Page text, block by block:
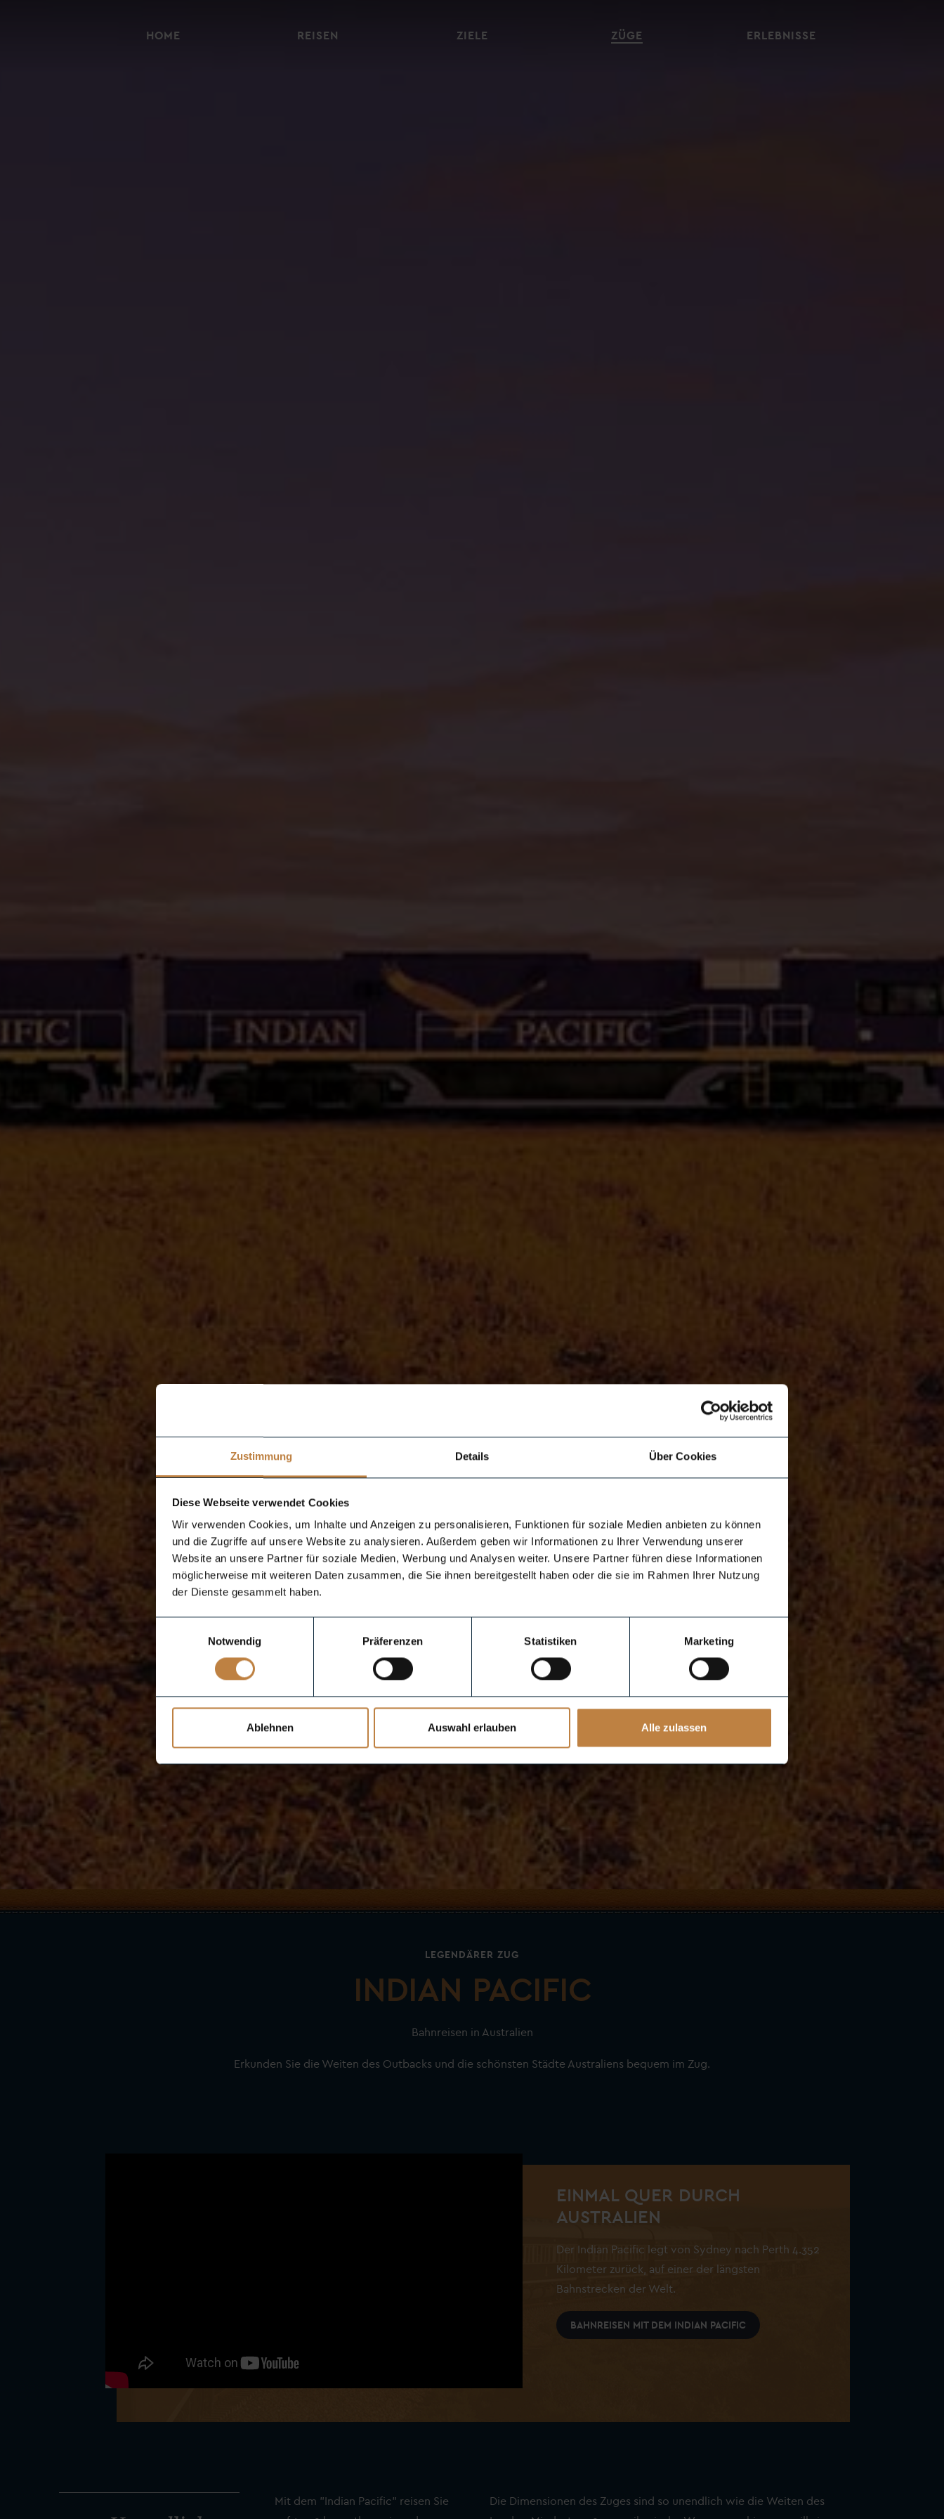
Zustimmung Details Über Cookies
Diese Webseite verwendet Cookies
Wir verwenden Cookies, um Inhalte und Anzeigen zu personalisieren, Funktionen für soziale Medien anbieten zu können
und die Zugriffe auf unsere Website zu analysieren. Außerdem geben wir Informationen zu Ihrer Verwendung unserer
Website an unsere Partner für soziale Medien, Werbung und Analysen weiter. Unsere Partner führen diese Informationen
möglicherweise mit weiteren Daten zusammen, die Sie ihnen bereitgestellt haben oder die sie im Rahmen Ihrer Nutzung
der Dienste gesammelt haben.
Notwendig
Präferenzen Statistiken Marketing
Ablehnen Auswahl erlauben Alle zulassen
HOME REISEN ZIELE ZÜGE ERLEBNISSE
LEGENDÄRER ZUG
INDIAN PACIFIC
Bahnreisen in Australien
Erkunden Sie die Weiten des Outbacks und die schönsten Städte Australiens bequem im Zug.
EINMAL QUER DURCH
AUSTRALIEN
Der Indian Pacific legt von Sydney nach Perth 4.352
Kilometer zurück, auf einer der längsten
Bahnstrecken der Welt.
BAHNREISEN MIT DEM INDIAN PACIFIC
Mit dem "Indian Pacific" reisen Sie
Die Dimensionen des Zuges sind so unendlich wie die Weiten des